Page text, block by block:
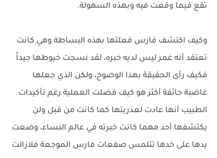
تقع فيما وقعت فيه وبهذه السهولة.
وكيف اكتشف فارس فعلتها بهذه البساطة وهي كانت
تعتقد أنه غمر ليس لديه خبره، لقد نسجت خيوطها جيداً
فكيف رأى الحقيقة بهذا الوضوح، ولكن الذي جعلها
غاضبة حائفة أكثر هو كيف فضلت العملية رغم تأكيدات
الطبيب أنها عادت لعذريتها كما كانت من قبل ولن
يكتشفها أحد مهما كانت خبرته في عالم النساء، وضعت
يدها على خدها تتلمس صفعات فارس الموجعة فلازالت